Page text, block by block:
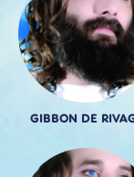
GIBBON DE